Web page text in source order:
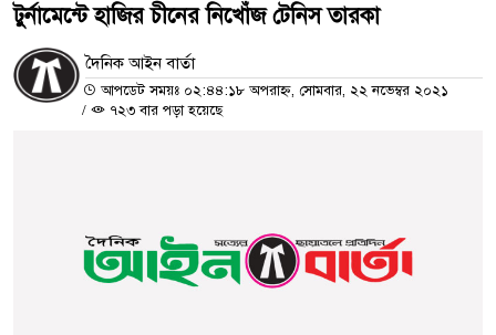
টুর্নামেন্টে হাজির চীনের নিখোঁজ টেনিস তারকা
দৈনিক আইন বার্তা
আপডেট সময়ঃ ০২:৪৪:১৮ অপরাহ্ন, সোমবার, ২২ নভেম্বর ২০২১
/
৭২৩ বার পড়া হয়েছে